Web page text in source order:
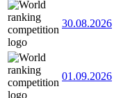
30.08.2026
01.09.2026